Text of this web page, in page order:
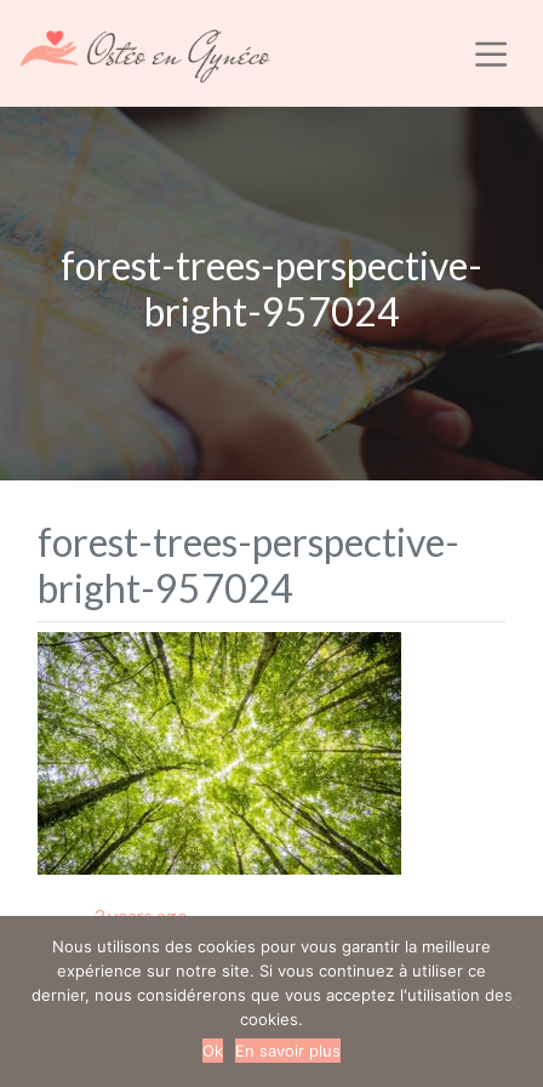
forest-trees-perspective-
bright-957024
forest-trees-perspective-
bright-957024
Posted
3 years ago
Trouver un ostéo en gynéco - Tous droits réservés © 2019
Mentions légales
Nous utilisons des cookies pour vous garantir la meilleure
expérience sur notre site. Si vous continuez à utiliser ce
dernier, nous considérerons que vous acceptez l'utilisation des
cookies.
Ok
En savoir plus